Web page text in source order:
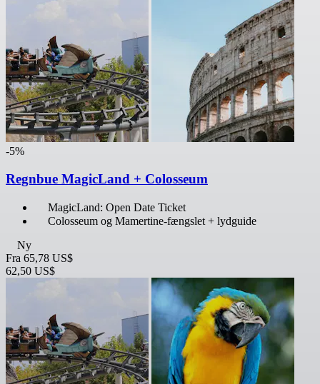
-5%
Regnbue MagicLand + Colosseum
MagicLand: Open Date Ticket
Colosseum og Mamertine-fængslet + lydguide
Ny
Fra 65,78 US$
62,50 US$